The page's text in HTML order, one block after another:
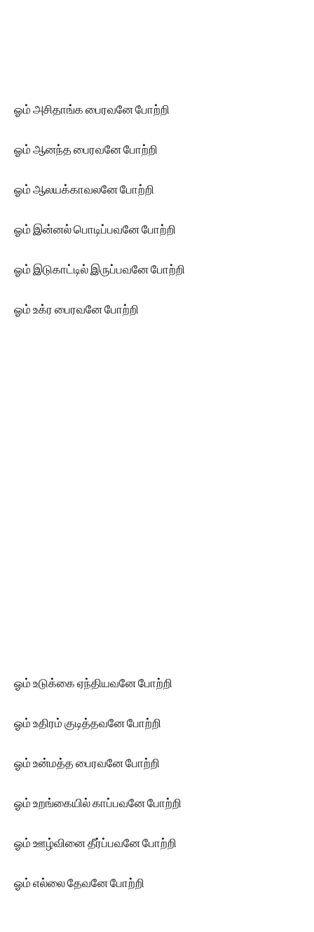
ஓம் அசிதாங்க பைரவனே போற்றி
ஓம் ஆனந்த பைரவனே போற்றி
ஓம் ஆலயக்காவலனே போற்றி
ஓம் இன்னல் பொடிப்பவனே போற்றி
ஓம் இடுகாட்டில் இருப்பவனே போற்றி
ஓம் உக்ர பைரவனே போற்றி
ஓம் உடுக்கை ஏந்தியவனே போற்றி
ஓம் உதிரம் குடித்தவனே போற்றி
ஓம் உன்மத்த பைரவனே போற்றி
ஓம் உறங்கையில் காப்பவனே போற்றி
ஓம் ஊழ்வினை தீர்ப்பவனே போற்றி
ஓம் எல்லை தேவனே போற்றி